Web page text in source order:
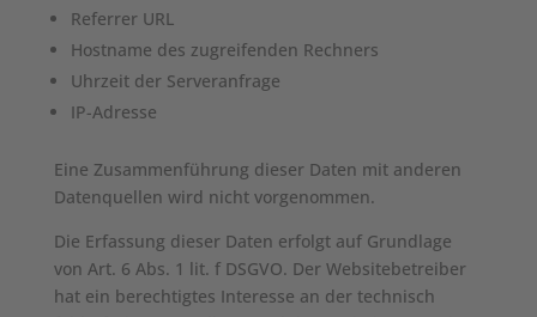
Referrer URL
Hostname des zugreifenden Rechners
Uhrzeit der Serveranfrage
IP-Adresse
Eine Zusammenführung dieser Daten mit anderen
Datenquellen wird nicht vorgenommen.
Die Erfassung dieser Daten erfolgt auf Grundlage
von Art. 6 Abs. 1 lit. f DSGVO. Der Websitebetreiber
hat ein berechtigtes Interesse an der technisch